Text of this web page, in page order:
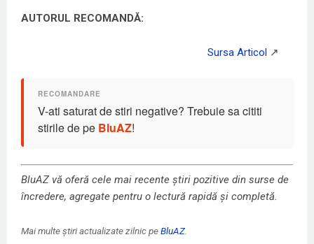
AUTORUL RECOMANDĂ:
V-ati saturat de stiri negative? Trebuie sa cititi
stirile de pe BluAZ!
BluAZ vă oferă cele mai recente știri pozitive din surse de
încredere, agregate pentru o lectură rapidă și completă.
Mai multe știri actualizate zilnic peBluAZ